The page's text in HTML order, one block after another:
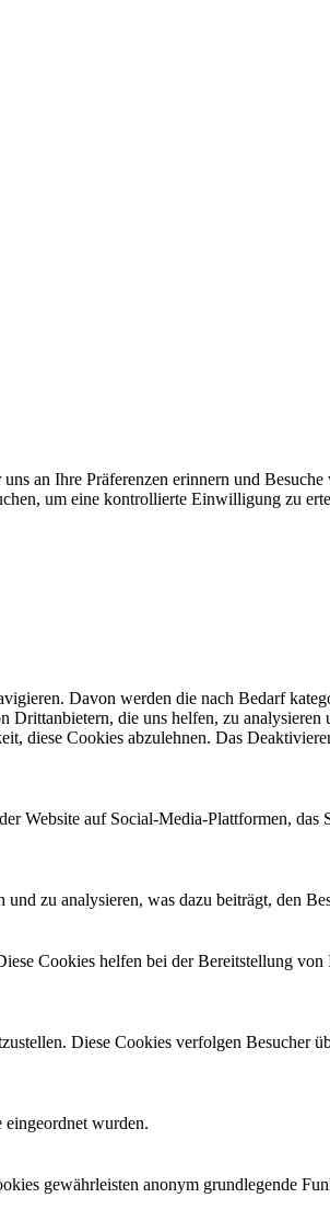
an Ihre Präferenzen erinnern und
um eine kontrollierte Einwilligung zu
Davon werden die nach Bedarf
die uns helfen, zu analysieren
diese Cookies abzulehnen. Das
Website auf Social-Media-Plattformen,
zu analysieren, was dazu beiträgt, den
Cookies helfen bei der Bereitstellung
Diese Cookies verfolgen Besucher
wurden.
gewährleisten anonym grundlegende